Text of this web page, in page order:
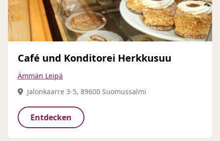
Café und Konditorei Herkkusuu
Ämmän Leipä
Jalonkaarre 3-5, 89600 Suomussalmi
Entdecken